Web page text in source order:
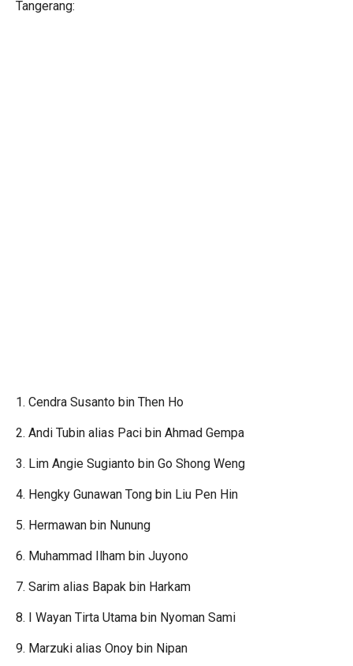
Tangerang:
1. Cendra Susanto bin Then Ho
2. Andi Tubin alias Paci bin Ahmad Gempa
3. Lim Angie Sugianto bin Go Shong Weng
4. Hengky Gunawan Tong bin Liu Pen Hin
5. Hermawan bin Nunung
6. Muhammad Ilham bin Juyono
7. Sarim alias Bapak bin Harkam
8. I Wayan Tirta Utama bin Nyoman Sami
9. Marzuki alias Onoy bin Nipan